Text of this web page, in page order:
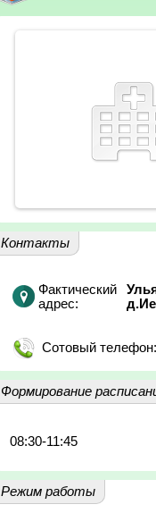
Контакты
Фактический
адрес:
Сотовый телефон:
Формирование
08:30-11:45
Режим работы